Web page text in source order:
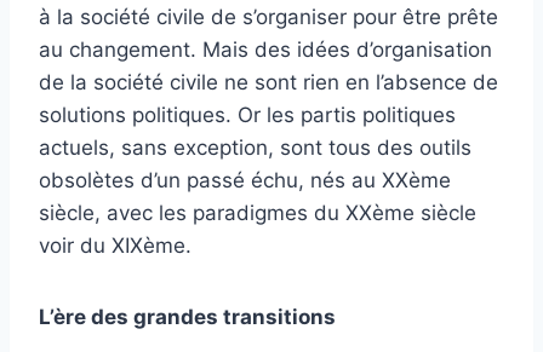
à la société civile de s’organiser pour être prête
au changement. Mais des idées d’organisation
de la société civile ne sont rien en l’absence de
solutions politiques. Or les partis politiques
actuels, sans exception, sont tous des outils
obsolètes d’un passé échu, nés au XXème
siècle, avec les paradigmes du XXème siècle
voir du XIXème.
L’ère des grandes transitions